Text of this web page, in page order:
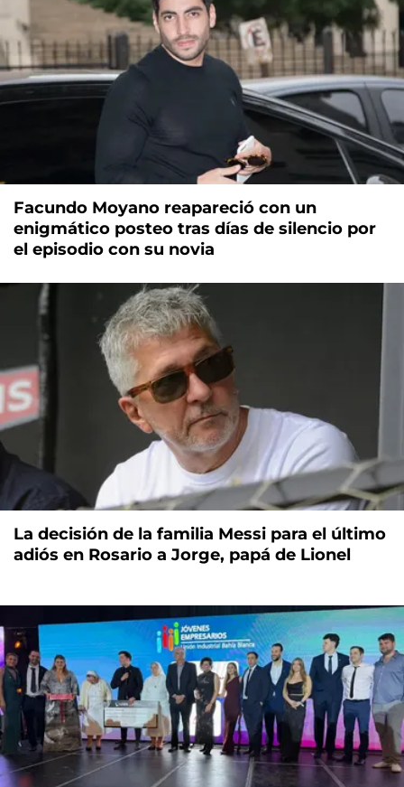
Facundo Moyano reapareció con un
enigmático posteo tras días de silencio por
el episodio con su novia
La decisión de la familia Messi para el último
adiós en Rosario a Jorge, papá de Lionel